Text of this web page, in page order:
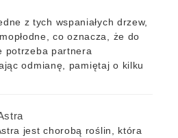
z tych wspaniałych drzew,
co oznacza, że do
potrzeba partnera
odmianę, pamiętaj o kilku
jest chorobą roślin, która